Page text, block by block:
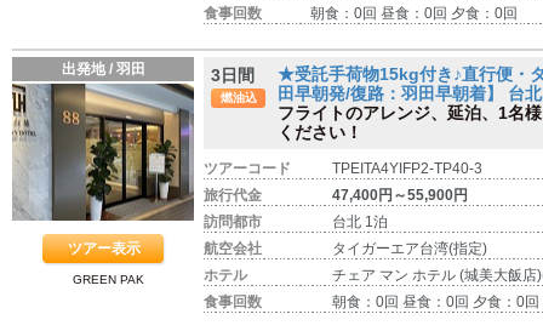
食事回数
朝食：0回 昼食：0回 夕食：0回
出発地 / 羽田
ツアー表示
GREEN PAK
3日間
燃油込
★受託手荷物15kg付き♪直行便・
田早朝発/復路：羽田早朝着】 台
フライトのアレンジ、延泊、1名
ください！
ツアーコード
TPEITA4YIFP2-TP40-3
旅行代金
47,400円～55,900円
訪問都市
台北 1泊
航空会社
タイガーエア台湾(指定)
ホテル
チェア マン ホテル (城美大飯店
食事回数
朝食：0回 昼食：0回 夕食：0回